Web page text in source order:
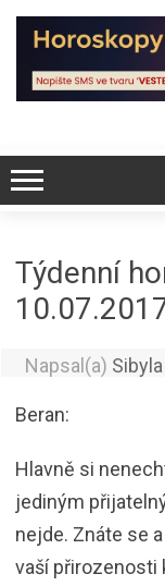
Skip
content
Týdenní
Napsal(a) Sibyla
Beran:
Hlavně si
jediným
nejde. Znáte se
vaší přirozenosti